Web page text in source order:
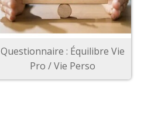
Questionnaire : Équilibre Vie
Pro / Vie Perso